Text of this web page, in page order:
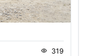
319